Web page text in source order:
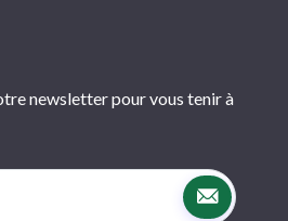
newsletter pour vous tenir à